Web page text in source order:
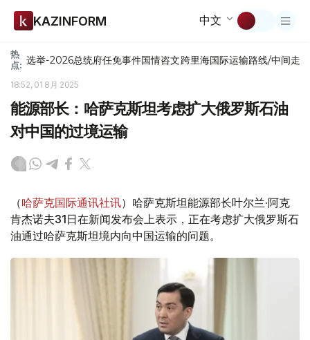
KAZINFORM 中文
热
点: 选举-2026总统府任免事件国情咨文跨里海国际运输路线/中间走廊
18:52, 01 8月 2025
能源部长：哈萨克斯坦考虑扩大俄罗斯石油
对中国的过境运输
（哈萨克国际通讯社讯）哈萨克斯坦能源部长叶尔兰·阿克
肯杰诺夫31日在新闻发布会上表示，正在考虑扩大俄罗斯石
油通过哈萨克斯坦境内向中国运输的问题。